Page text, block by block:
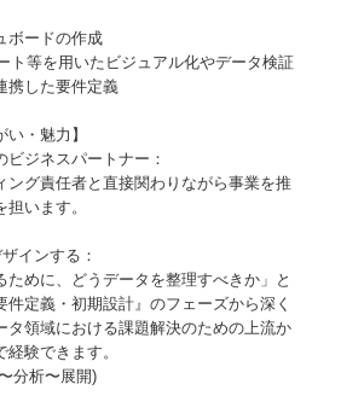
ボードの作成
ト等を用いたビジュアル化やデータ検証
携した要件定義
い・魅力】
ジネスパートナー：
ング責任者と直接関わりながら事業を推
います。
インする：
ために、どうデータを整理すべきか」と
件定義・初期設計』のフェーズから深く
タ領域における課題解決のための上流か
験できます。
分析〜展開)